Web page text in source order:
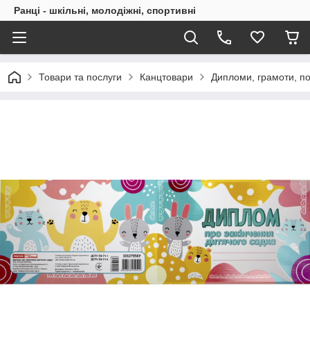
Ранці - шкільні, молодіжні, спортивні
Товари та послуги Канцтовари Дипломи, грамоти,